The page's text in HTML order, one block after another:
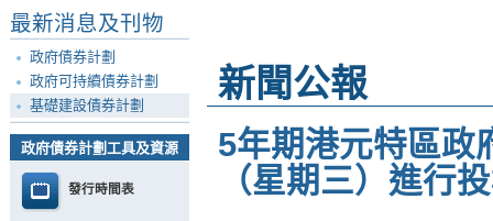
最新消息及刊物
政府債券計劃
政府可持續債券計劃
基礎建設債券計劃
政府債券計劃工具及資源
發行時間表
新聞公報
5年期港元特區政
（星期三）進行